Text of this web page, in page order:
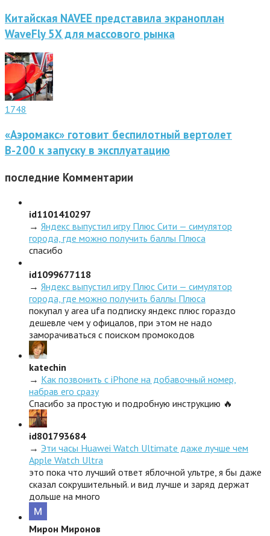
Китайская NAVEE представила экраноплан
WaveFly 5X для массового рынка
1748
«Аэромакс» готовит беспилотный вертолет
В-200 к запуску в эксплуатацию
последние Комментарии
id1101410297
→ Яндекс выпустил игру Плюс Сити — симулятор
города, где можно получить баллы Плюса
спасибо
id1099677118
→ Яндекс выпустил игру Плюс Сити — симулятор
города, где можно получить баллы Плюса
покупал у area ufa подписку яндекс плюс гораздо
дешевле чем у офицалов, при этом не надо
заморачиваться с поиском промокодов
katechin
→ Как позвонить с iPhone на добавочный номер,
набрав его сразу
Спасибо за простую и подробную инструкцию 🔥
id801793684
→ Эти часы Huawei Watch Ultimate даже лучше чем
Apple Watch Ultra
это пока что лучший ответ яблочной ультре, я бы даже
сказал сокрушительный. и вид лучше и заряд держат
дольше на много
Мирон Миронов